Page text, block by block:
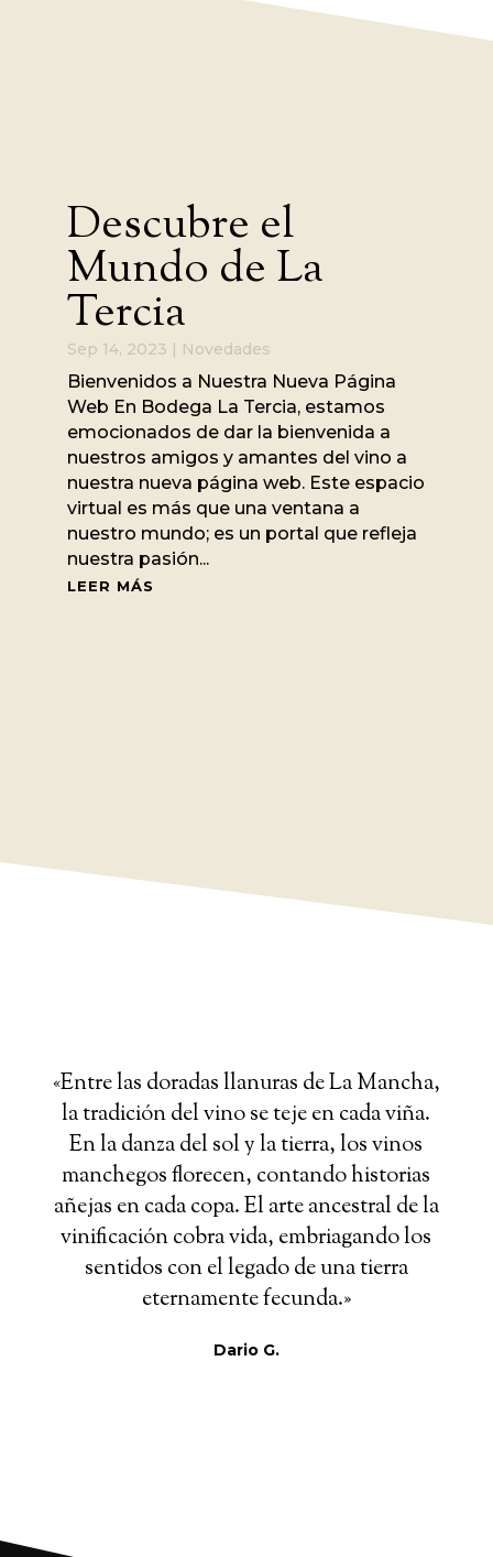
Descubre el
Mundo de La
Tercia
Sep 14, 2023 Novedades
Bienvenidos a Nuestra Nueva Página
Web En Bodega La Tercia, estamos
emocionados de dar la bienvenida a
nuestros amigos y amantes del vino a
nuestra nueva página web. Este espacio
virtual es más que una ventana a
nuestro mundo; es un portal que refleja
nuestra pasión...
LEER MÁS
«Entre las doradas llanuras de La Mancha,
la tradición del vino se teje en cada viña.
En la danza del sol y la tierra, los vinos
manchegos florecen, contando historias
añejas en cada copa. El arte ancestral de la
vinificación cobra vida, embriagando los
sentidos con el legado de una tierra
eternamente fecunda.»
Dario G.